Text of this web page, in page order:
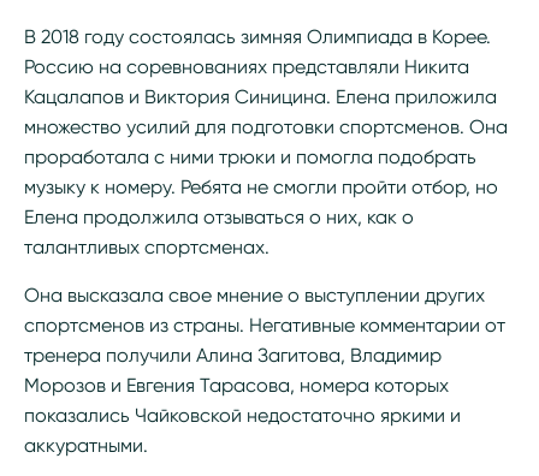
В 2018 году состоялась зимняя Олимпиада в Корее.
Россию на соревнованиях представляли Никита
Кацалапов и Виктория Синицина. Елена приложила
множество усилий для подготовки спортсменов. Она
проработала с ними трюки и помогла подобрать
музыку к номеру. Ребята не смогли пройти отбор, но
Елена продолжила отзываться о них, как о
талантливых спортсменах.
Она высказала свое мнение о выступлении других
спортсменов из страны. Негативные комментарии от
тренера получили Алина Загитова, Владимир
Морозов и Евгения Тарасова, номера которых
показались Чайковской недостаточно яркими и
аккуратными.